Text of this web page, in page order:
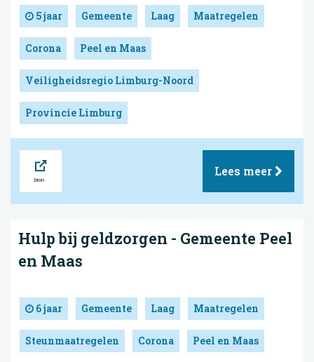
5 jaar Gemeente Laag Maatregelen
Corona Peel en Maas
Veiligheidsregio Limburg-Noord
Provincie Limburg
Lees meer
Hulp bij geldzorgen - Gemeente Peel
en Maas
6 jaar Gemeente Laag Maatregelen
Steunmaatregelen Corona Peel en Maas